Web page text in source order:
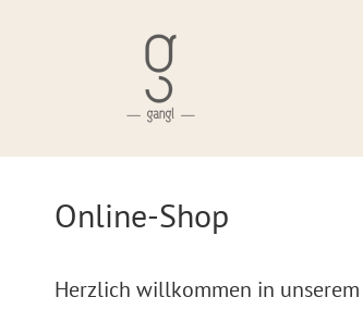
Online-Shop
Herzlich willkommen in